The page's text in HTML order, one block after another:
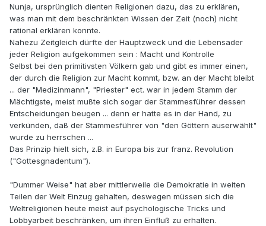
Nunja, ursprünglich dienten Religionen dazu, das zu erklären,
was man mit dem beschränkten Wissen der Zeit (noch) nicht
rational erklären konnte.
Nahezu Zeitgleich dürfte der Hauptzweck und die Lebensader
jeder Religion aufgekommen sein : Macht und Kontrolle
Selbst bei den primitivsten Völkern gab und gibt es immer einen,
der durch die Religion zur Macht kommt, bzw. an der Macht bleibt
... der "Medizinmann", "Priester" ect. war in jedem Stamm der
Mächtigste, meist mußte sich sogar der Stammesführer dessen
Entscheidungen beugen ... denn er hatte es in der Hand, zu
verkünden, daß der Stammesführer von "den Göttern auserwählt"
wurde zu herrschen ...
Das Prinzip hielt sich, z.B. in Europa bis zur franz. Revolution
("Gottesgnadentum").
"Dummer Weise" hat aber mittlerweile die Demokratie in weiten
Teilen der Welt Einzug gehalten, deswegen müssen sich die
Weltreligionen heute meist auf psychologische Tricks und
Lobbyarbeit beschränken, um ihren Einfluß zu erhalten.